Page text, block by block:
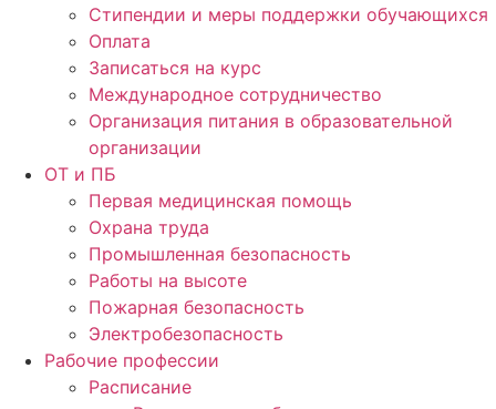
Стипендии и меры поддержки обучающихся
Оплата
Записаться на курс
Международное сотрудничество
Организация питания в образовательной
организации
ОТ и ПБ
Первая медицинская помощь
Охрана труда
Промышленная безопасность
Работы на высоте
Пожарная безопасность
Электробезопасность
Рабочие профессии
Расписание